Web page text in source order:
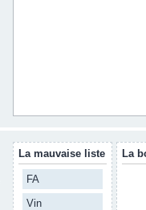
La mauvaise liste
FA
Vin
La